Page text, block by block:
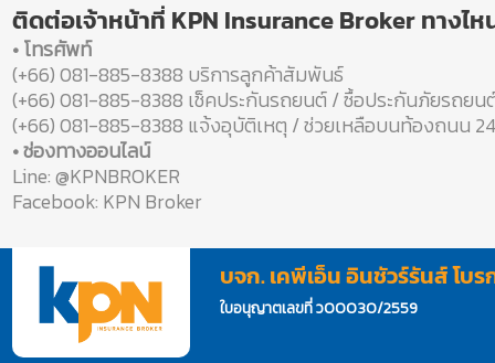
ติดต่อเจ้าหน้าที่ KPN Insurance Broker ทางไห
• โทรศัพท์
(+66) 081-885-8388 บริการลูกค้าสัมพันธ์
(+66) 081-885-8388 เช็คประกันรถยนต์ / ซื้อประกันภัยรถยน
(+66) 081-885-8388 แจ้งอุบัติเหตุ / ช่วยเหลือบนท้องถนน
• ช่องทางออนไลน์
Line: @KPNBROKER
Facebook: KPN Broker
บจก. เคพีเอ็น อินชัวร์รันส์ โบร
ใบอนุญาตเลขที่ ว00030/2559